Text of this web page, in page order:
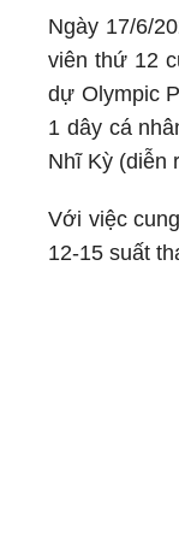
Ngày 17/6/
viên thứ 12
dự Olympic
1 dây cá
Nhĩ Kỳ (diễn
Với việc
12-15 suất